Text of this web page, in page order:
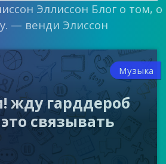
Эллиссон Блог о том, о
— венди Элиссон
Музыка
жду гарддероб
связывать